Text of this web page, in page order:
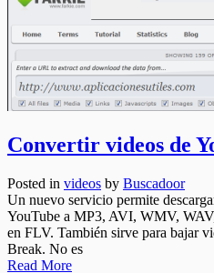
Convertir videos de
Posted in videos by Buscadoor
Un nuevo servicio permite
YouTube a MP3, AVI, WMV,
en FLV. También sirve para bajar
Break. No es
Read More